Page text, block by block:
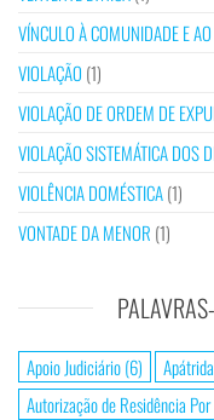
VÍNCULO À COMUNIDADE E
VIOLAÇÃO (1)
VIOLAÇÃO DE ORDEM DE
VIOLAÇÃO SISTEMÁTICA DOS
VIOLÊNCIA DOMÉSTICA(1)
VONTADE DA MENOR (1)
Apoio Judiciário(6)
Autorização de Residência